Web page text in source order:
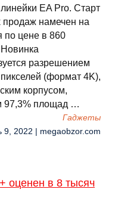
EA Pro. Старт
продаж намечен на
по цене в 860
разрешением
(формат 4K),
корпусом,
97,3% площад …
Гаджеты
9, 2022 | megaobzor.com
оценен в 8 тысяч